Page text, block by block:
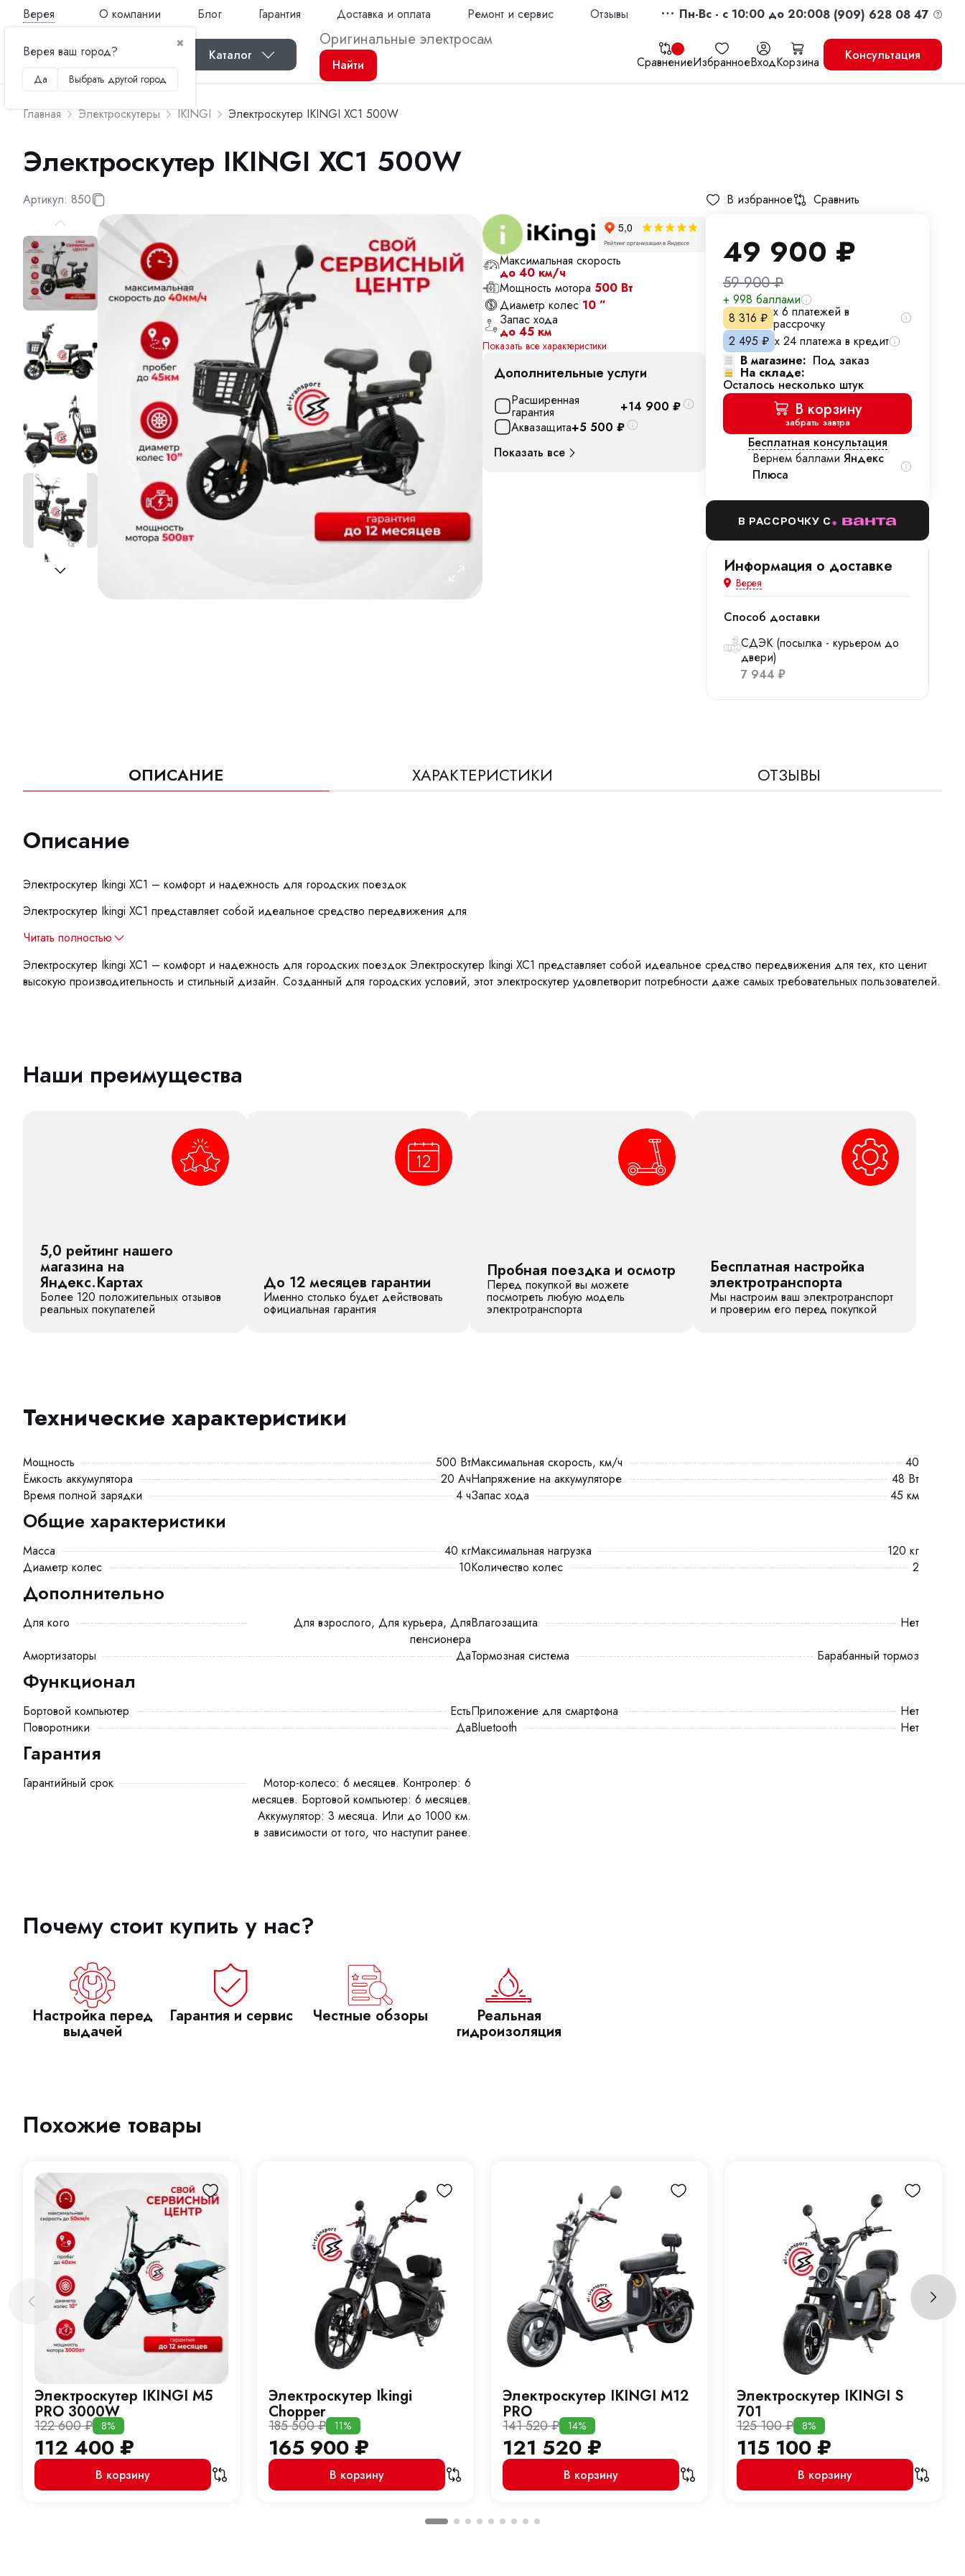
Верея
✖
Верея ваш город?
Да Выбрать другой город
О компании Блог Гарантия Доставка и оплата Ремонт и сервис Отзывы Пн-Вс - c 10:00 до 20:008 (909) 628 08 47
Каталог СравнениеИзбранноеВходКорзина
Найти
Консультация
Главная Электроскутеры IKINGI Электроскутер IKINGI XC1 500W
Электроскутер IKINGI XC1 500W
Артикул: 850
Максимальная скорость
до 40 км/ч
Мощность мотора 500 Вт
Диаметр колес 10 ”
Запас хода
до 45 км
Показать все характеристики
Дополнительные услуги
Расширенная
гарантия +14 900 ₽
Аквазащита+5 500 ₽
Показать все
В избранное Сравнить
49 900 ₽
59 900₽
+ 998 баллами
8 316 ₽ х 6 платежей в
рассрочку
2 495 ₽ х 24 платежа в кредит
В магазине: Под заказ
На складе:
Осталось несколько штук
В корзину
забрать завтра
Бесплатная консультация
Вернем баллами Яндекс
Плюса
В РАССРОЧКУ С
Информация о доставке
Верея
Способ доставки
СДЭК (посылка - курьером до
двери)
7 944 ₽
ОПИСАНИЕ ХАРАКТЕРИСТИКИ ОТЗЫВЫ
Описание
Электроскутер Ikingi XC1 – комфорт и надежность для городских поездок
Электроскутер Ikingi XC1 представляет собой идеальное средство передвижения для
Читать полностью
​Электроскутер Ikingi XC1 – комфорт и надежность для городских поездок Электроскутер Ikingi XC1 представляет собой идеальное средство передвижения для тех, кто ценит
высокую производительность и стильный дизайн. Созданный для городских условий, этот электроскутер удовлетворит потребности даже самых требовательных пользователей.
Наши преимущества
5,0 рейтинг нашего
магазина на
Яндекс.Картах
Более 120 положительных отзывов
реальных покупателей
До 12 месяцев гарантии
Именно столько будет действовать
официальная гарантия
Пробная поездка и осмотр
Перед покупкой вы можете
посмотреть любую модель
электротранспорта
Бесплатная настройка
электротранспорта
Мы настроим ваш электротранспорт
и проверим его перед покупкой
Технические характеристики
Мощность 500 ВтМаксимальная скорость, км/ч
40
Ёмкость аккумулятора
20 АчНапряжение на аккумуляторе
48 Вт
Время полной зарядки
4 чЗапас хода 45 км
Общие характеристики
Масса 40 кгМаксимальная нагрузка
120 кг
Диаметр колес
10Количество колес 2
Дополнительно
Для кого
Для взрослого, Для курьера, Для
пенсионера
Влагозащита
Нет
Амортизаторы
ДаТормозная система Барабанный тормоз
Функционал
Бортовой компьютер естьПриложение для смартфона
Нет
Поворотники
ДаBluetooth Нет
Гарантия
Гарантийный срок
Мотор-колесо: 6 месяцев. Контролер: 6
месяцев. Бортовой компьютер: 6 месяцев.
Аккумулятор: 3 месяца. Или до 1000 км.
в зависимости от того, что наступит ранее.
Почему стоит купить у нас?
Настройка перед
выдачей
Гарантия и сервис Честные обзоры Реальная
гидроизоляция
Похожие товары
Электроскутер IKINGI M5
PRO 3000W
122 600₽ 8%
112 400₽
В корзину
Электроскутер Ikingi
Chopper
185 500₽ 11%
165 900₽
В корзину
Электроскутер IKINGI М12
PRO
141 520₽ 14%
121 520₽
В корзину
Электроскутер IKINGI S
701
125 100₽ 8%
115 100₽
В корзину